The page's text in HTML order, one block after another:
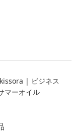
| ビジネス
マーオイル